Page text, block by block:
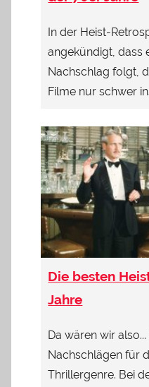
In der Heist-
angekündigt, dass
Nachschlag folgt,
Filme nur schwer
Die besten
Jahre
Da wären wir
Nachschlägen für
Thrillergenre. Bei